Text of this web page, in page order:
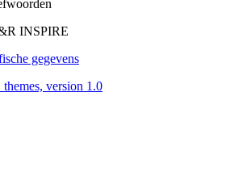
INSPIRE
gegevens
version 1.0